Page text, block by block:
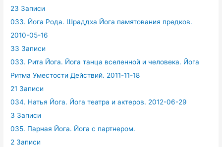
23 Записи
033. Йога Рода. Шраддха Йога памятования предков.
2010-05-16
33 Записи
033. Рита Йога. Йога танца вселенной и человека. Йога
Ритма Уместости Действий. 2011-11-18
21 Записи
034. Натья Йога. Йога театра и актеров. 2012-06-29
3 Записи
035. Парная Йога. Йога с партнером.
2 Записи